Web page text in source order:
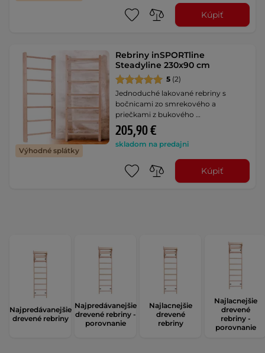
Kúpiť
Výhodné splátky
Rebriny inSPORTline
Steadyline 230x90 cm
5 (2)
Jednoduché lakované rebriny s
bočnicami zo smrekového a
priečkami z bukového …
205,90 €
skladom na predajni
Kúpiť
Najpredávanejšie
drevené rebriny
Najpredávanejšie
drevené rebriny -
porovnanie
Najlacnejšie
drevené
rebriny
Najlacnejšie
drevené
rebriny -
porovnanie